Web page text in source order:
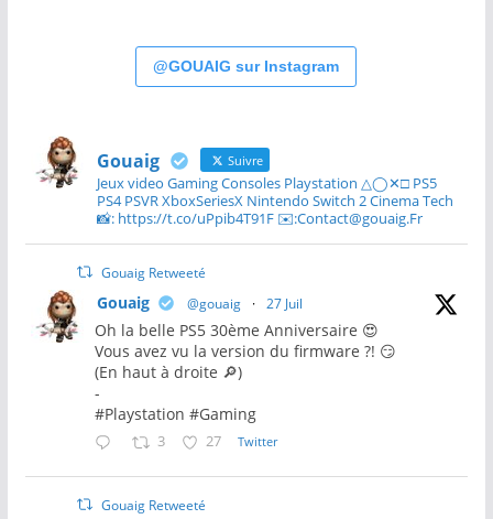
@GOUAIG sur Instagram
Gouaig Suivre
Jeux video Gaming Consoles Playstation △◯✕□ PS5
PS4 PSVR XboxSeriesX Nintendo Switch 2 Cinema Tech
📸: https://t.co/uPpib4T91F ✉️:Contact@gouaig.Fr
Gouaig Retweeté
Gouaig @gouaig · 27 Juil
Oh la belle PS5 30ème Anniversaire 😍
Vous avez vu la version du firmware ?! 😏
(En haut à droite 🔎)
-
#Playstation #Gaming
3 27 Twitter
Gouaig Retweeté